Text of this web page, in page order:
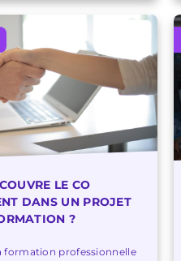
LE CO
DANS UN PROJET
?
formation professionnelle